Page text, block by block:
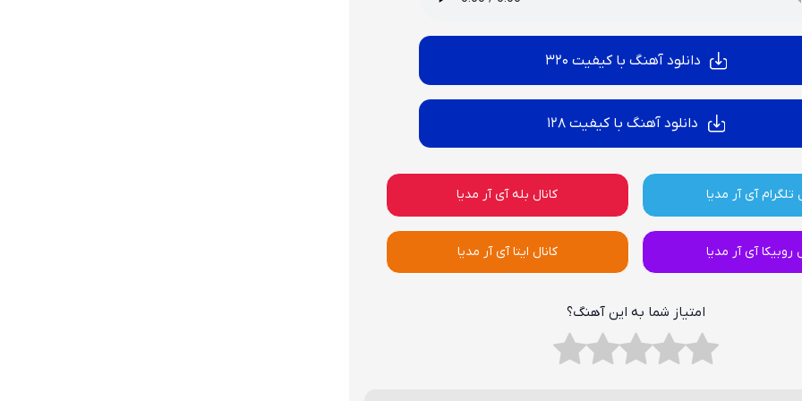
دانلود آهنگ با کیفیت 320
دانلود آهنگ با کیفیت 128
تلگرام آی آر مدیا کانال بله آی آر مدیا
روبیکا آی آر مدیا کانال ایتا آی آر مدیا
امتیاز شما به این آهنگ؟